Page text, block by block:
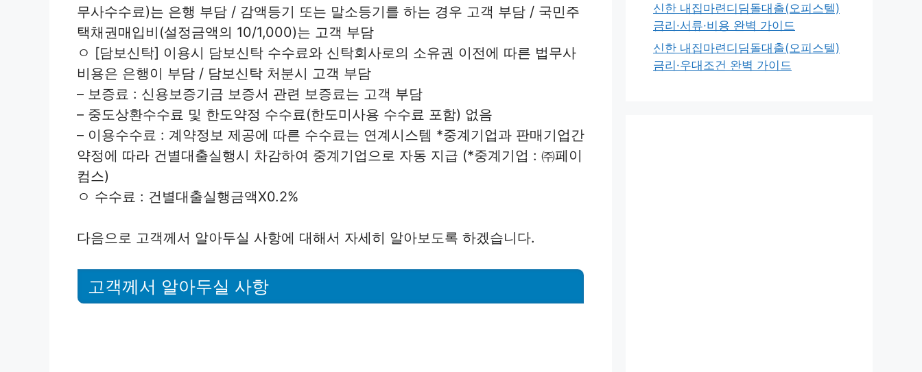
무사수수료)는 은행 부담 / 감액등기 또는 말소등기를 하는 경우 고객 부담 / 국민주
택채권매입비(설정금액의 10/1,000)는 고객 부담
ㅇ [담보신탁] 이용시 담보신탁 수수료와 신탁회사로의 소유권 이전에 따른 법무사
비용은 은행이 부담 / 담보신탁 처분시 고객 부담
– 보증료 : 신용보증기금 보증서 관련 보증료는 고객 부담
– 중도상환수수료 및 한도약정 수수료(한도미사용 수수료 포함) 없음
– 이용수수료 : 계약정보 제공에 따른 수수료는 연계시스템 *중계기업과 판매기업간
약정에 따라 건별대출실행시 차감하여 중계기업으로 자동 지급 (*중계기업 : ㈜페이
컴스)
ㅇ 수수료 : 건별대출실행금액X0.2%
다음으로 고객께서 알아두실 사항에 대해서 자세히 알아보도록 하겠습니다.
고객께서 알아두실 사항
신한 내집마련디딤돌대출(오피스텔)
금리·서류·비용 완벽 가이드
신한 내집마련디딤돌대출(오피스텔)
금리·우대조건 완벽 가이드